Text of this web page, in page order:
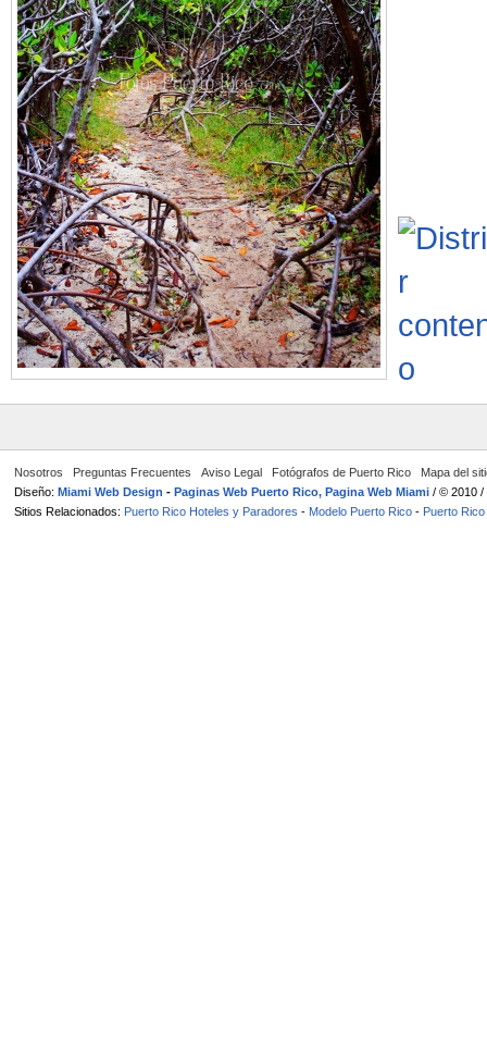
Nosotros Preguntas Frecuentes Aviso Legal Fotógrafos de Puerto Rico
Mapa del
Diseño: Miami Web Design - Paginas Web Puerto Rico, Pagina Web Miami / © 2010 /
Sitios Relacionados: Puerto Rico Hoteles y Paradores - Modelo Puerto Rico - Puerto